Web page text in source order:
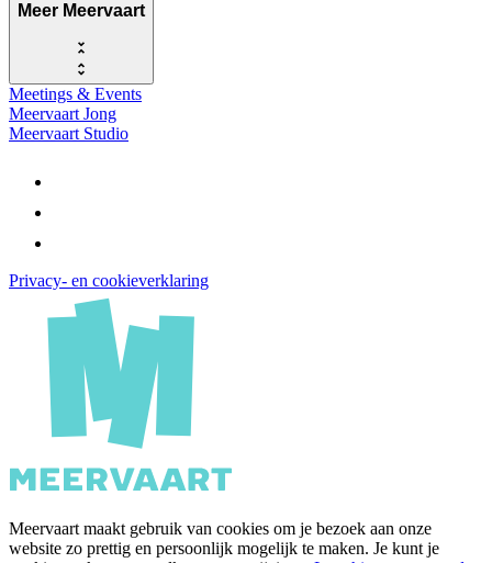
Meer Meervaart
Meetings & Events
Meervaart Jong
Meervaart Studio
Privacy- en cookieverklaring
Meervaart maakt gebruik van cookies om je bezoek aan onze
website zo prettig en persoonlijk mogelijk te maken. Je kunt je